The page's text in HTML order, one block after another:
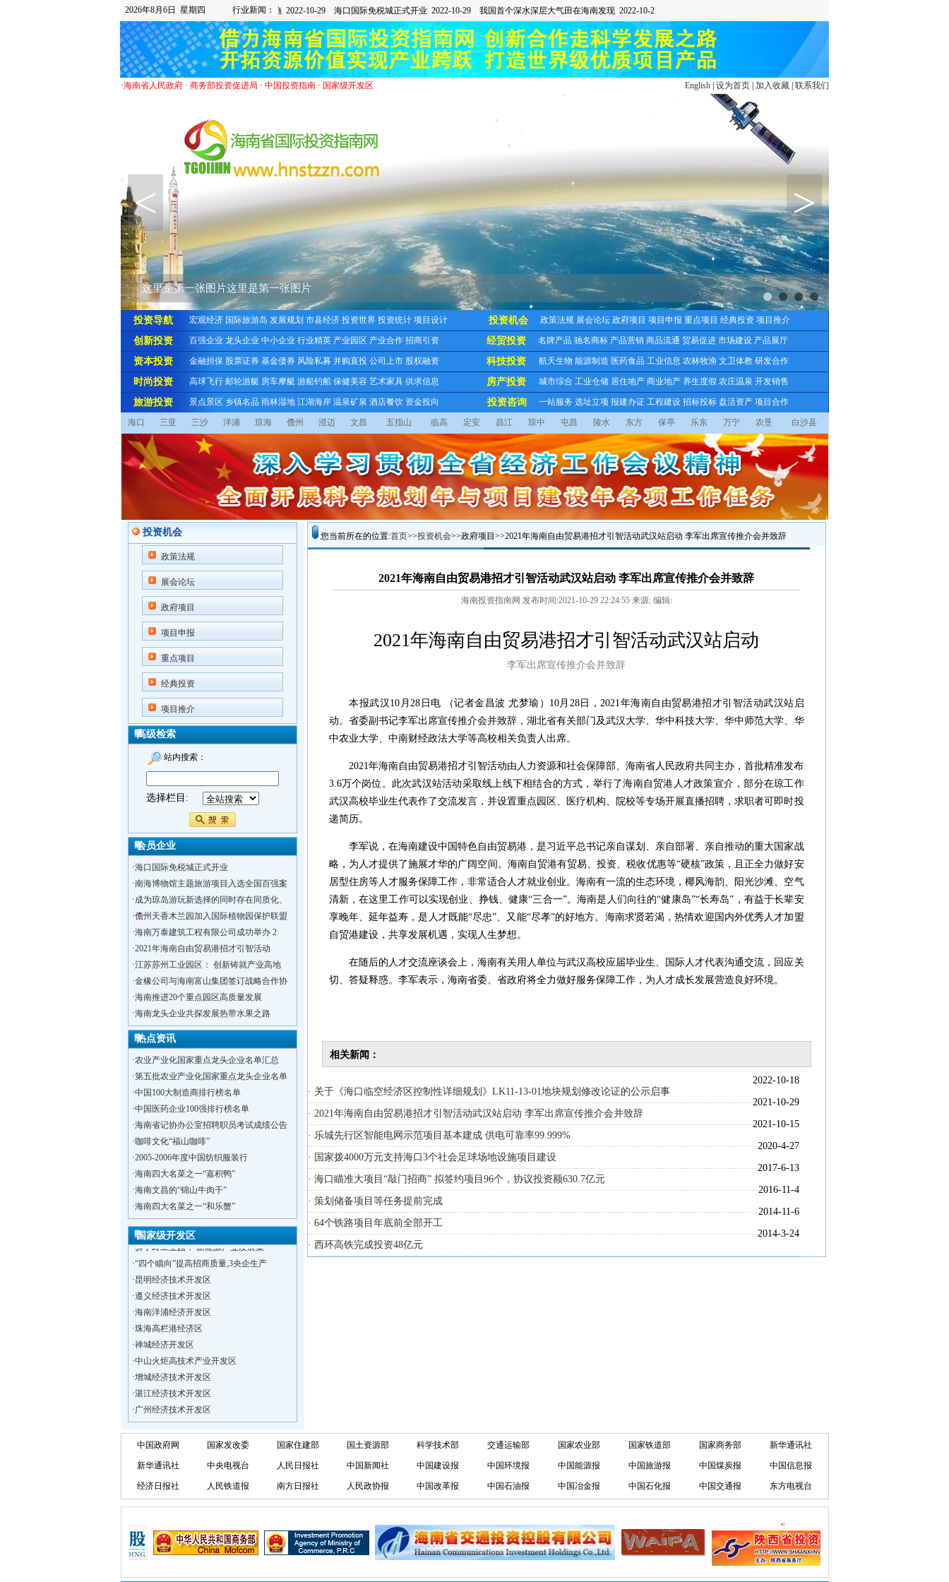
2026年8月6日 星期四 行业新闻：
·海南省人民政府· 商务部投资促进局 · 中国投资指南· 国家级开发区 English| 设为首页| 加入收藏| 联系我们
这里是第一张图片这里是第一张图片
< >
投资导航 宏观经济 国际旅游岛 发展规划 市县经济 投资世界 投资统计 项目设计 投资机会 政策法规 展会论坛 政府项目 项目申报 重点项目 经典投资 项目推介
创新投资 百强企业 龙头企业 中小企业 行业精英 产业园区 产业合作 招商引资 经贸投资 名牌产品 驰名商标 产品营销 商品流通 贸易促进 市场建设 产品展厅
资本投资 金融担保 股票证券 基金债券 风险私募 并购直投 公司上市 股权融资 科技投资 航天生物 能源制造 医药食品 工业信息 农林牧渔 文卫体教 研发合作
时尚投资 高球飞行 邮轮游艇 房车摩艇 游船钓船 保健美容 艺术家具 供求信息 房产投资 城市综合 工业仓储 居住地产 商业地产 养生度假 农庄温泉 开发销售
旅游投资 景点景区 乡镇名品 雨林湿地 江湖海岸 温泉矿泉 酒店餐饮 资金投向 投资咨询 一站服务 选址立项 报建办证 工程建设 招标投标 盘活资产 项目合作
海口 三亚 三沙 洋浦 琼海 儋州 澄迈 文昌 五指山 临高 定安 昌江 琼中 屯昌 陵水 东方 保亭 乐东 万宁 农垦 白沙县
投资机会
政策法规
展会论坛
政府项目
项目申报
重点项目
经典投资
项目推介
高级检索
站内搜索：
选择栏目:
会员企业
·海口国际免税城正式开业
·南海博物馆主题旅游项目入选全国百强案
·成为琼岛游玩新选择的同时存在同质化、
·儋州天香木兰园加入国际植物园保护联盟
·海南万泰建筑工程有限公司成功举办 2
·2021年海南自由贸易港招才引智活动
·江苏苏州工业园区： 创新铸就产业高地
·金橡公司与海南富山集团签订战略合作协
·海南推进20个重点园区高质量发展
·海南龙头企业共探发展热带水果之路
热点资讯
·农业产业化国家重点龙头企业名单汇总
·第五批农业产业化国家重点龙头企业名单
·中国100大制造商排行榜名单
·中国医药企业100强排行榜名单
·海南省记协办公室招聘职员考试成绩公告
·咖啡文化“福山咖啡”
·2005-2006年度中国纺织服装行
·海南四大名菜之一“嘉积鸭”
·海南文昌的“锦山牛肉干”
·海南四大名菜之一“和乐蟹”
国家级开发区
·洋浦不断延伸产业链，推进一批石化产业
·海口今年将投入44.4亿元推进江东新
·新加坡海口国家高新区国际创新创业中心
·狮子岭工业园： 新能源产业发展集
“四个瞄向”提高招商质量,3央企生产
昆明经济技术开发区
遵义经济技术开发区
海南洋浦经济开发区
珠海高栏港经济区
禅城经济开发区
中山火炬高技术产业开发区
增城经济技术开发区
湛江经济技术开发区
广州经济技术开发区
·广州南沙经济技术开发区
·大亚湾经济技术开发区
北京经济技术开发区
洋浦不断延伸产业链，推进一批石化产业
海口今年将投入44.4亿元推进江东新
·新加坡海口国家高新区国际创新创业中心
·“四个瞄向”提高招商质量,3央企生产
·昆明经济技术开发区
您当前所在的位置:首页>>投资机会>>政府项目>>2021年海南自由贸易港招才引智活动武汉站启动 李军出席宣传推介会并致辞
2021年海南自由贸易港招才引智活动武汉站启动 李军出席宣传推介会并致辞
海南投资指南网 发布时间:2021-10-29 22:24:55 来源: 编辑:
2021年海南自由贸易港招才引智活动武汉站启动
李军出席宣传推介会并致辞
本报武汉10月28日电 （记者金昌波 尤梦瑜）10月28日，2021年海南自由贸易港招才引智活动武汉站启
动。省委副书记李军出席宣传推介会并致辞，湖北省有关部门及武汉大学、华中科技大学、华中师范大学、华
中农业大学、中南财经政法大学等高校相关负责人出席。
2021年海南自由贸易港招才引智活动由人力资源和社会保障部、海南省人民政府共同主办，首批精准发布
3.6万个岗位。此次武汉站活动采取线上线下相结合的方式，举行了海南自贸港人才政策宣介，部分在琼工作
武汉高校毕业生代表作了交流发言，并设置重点园区、医疗机构、院校等专场开展直播招聘，求职者可即时投
递简历。
李军说，在海南建设中国特色自由贸易港，是习近平总书记亲自谋划、亲自部署、亲自推动的重大国家战
略，为人才提供了施展才华的广阔空间。海南自贸港有贸易、投资、税收优惠等“硬核”政策，且正全力做好安
居型住房等人才服务保障工作，非常适合人才就业创业。海南有一流的生态环境，椰风海韵、阳光沙滩、空气
清新，在这里工作可以实现创业、挣钱、健康“三合一”。海南是人们向往的“健康岛”“长寿岛”，有益于长辈安
享晚年、延年益寿，是人才既能“尽忠”、又能“尽孝”的好地方。海南求贤若渴，热情欢迎国内外优秀人才加盟
自贸港建设，共享发展机遇，实现人生梦想。
在随后的人才交流座谈会上，海南有关用人单位与武汉高校应届毕业生、国际人才代表沟通交流，回应关
切、答疑释惑。李军表示，海南省委、省政府将全力做好服务保障工作，为人才成长发展营造良好环境。
相关新闻：
· 关于《海口临空经济区控制性详细规划》LK11-13-01地块规划修改论证的公示启事
2022-10-18
· 2021年海南自由贸易港招才引智活动武汉站启动 李军出席宣传推介会并致辞
2021-10-29
· 乐城先行区智能电网示范项目基本建成 供电可靠率99.999%
2021-10-15
· 国家拨4000万元支持海口3个社会足球场地设施项目建设
2020-4-27
· 海口瞄准大项目“敲门招商” 拟签约项目96个，协议投资额630.7亿元
2017-6-13
· 策划储备项目等任务提前完成
2016-11-4
· 64个铁路项目年底前全部开工
2014-11-6
· 西环高铁完成投资48亿元
2014-3-24
中国政府网 国家发改委 国家住建部 国土资源部 科学技术部 交通运输部 国家农业部 国家铁道部 国家商务部 新华通讯社
新华通讯社 中央电视台 人民日报社 中国新闻社 中国建设报 中国环境报 中国能源报 中国旅游报 中国煤炭报 中国信息报
经济日报社 人民铁道报 南方日报社 人民政协报 中国改革报 中国石油报 中国冶金报 中国石化报 中国交通报 东方电视台